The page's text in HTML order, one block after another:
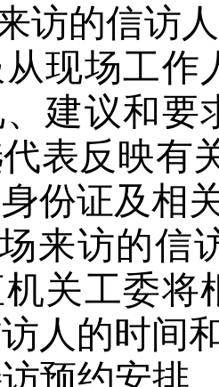
访的信访
现场工作
、建议和
表反映有
份证及相
来访的信
机关工委将
人 的时间